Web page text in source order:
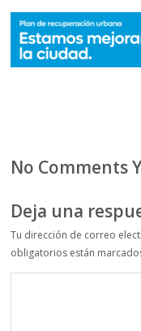
No Comments
Deja una
Tu dirección de correo
obligatorios están